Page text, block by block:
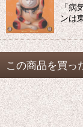
「病
ンは
この商品を買っ